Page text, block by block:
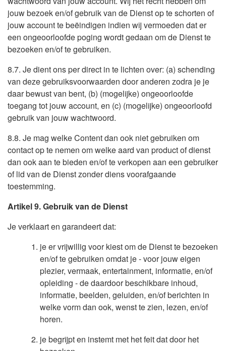
jouw bezoek en/of gebruik van de Dienst op te schorten of
jouw account te beëindigen indien wij vermoeden dat er
een ongeoorloofde poging wordt gedaan om de Dienst te
bezoeken en/of te gebruiken.
8.7. Je dient ons per direct in te lichten over: (a) schending
van deze gebruiksvoorwaarden door anderen zodra je je
daar bewust van bent, (b) (mogelijke) ongeoorloofde
toegang tot jouw account, en (c) (mogelijke) ongeoorloofd
gebruik van jouw wachtwoord.
8.8. Je mag welke Content dan ook niet gebruiken om
contact op te nemen om welke aard van product of dienst
dan ook aan te bieden en/of te verkopen aan een gebruiker
of lid van de Dienst zonder diens voorafgaande
toestemming.
Artikel 9. Gebruik van de Dienst
Je verklaart en garandeert dat:
je er vrijwillig voor kiest om de Dienst te bezoeken
en/of te gebruiken omdat je - voor jouw eigen
plezier, vermaak, entertainment, informatie, en/of
opleiding - de daardoor beschikbare inhoud,
informatie, beelden, geluiden, en/of berichten in
welke vorm dan ook, wenst te zien, lezen, en/of
horen.
je begrijpt en instemt met het feit dat door het